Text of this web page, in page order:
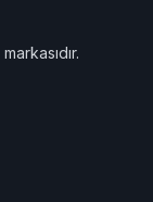
markasıdır.